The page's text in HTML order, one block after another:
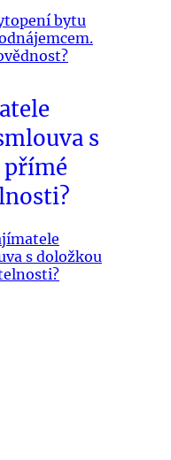
bytu
s
s doložkou